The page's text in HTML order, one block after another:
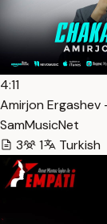
4:11
Amirjon
SamMusicNet
3
1 Turkish